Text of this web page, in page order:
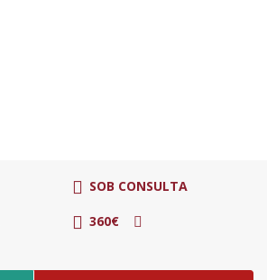
SOB CONSULTA
360€